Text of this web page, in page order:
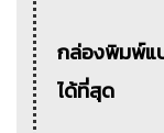
กล่องพิมพ์แ
ได้ที่สุด